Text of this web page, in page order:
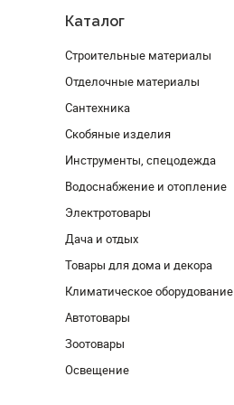
Каталог
Строительные материалы
Отделочные материалы
Сантехника
Скобяные изделия
Инструменты, спецодежда
Водоснабжение и отопление
Электротовары
Дача и отдых
Товары для дома и декора
Климатическое оборудование
Автотовары
Зоотовары
Освещение